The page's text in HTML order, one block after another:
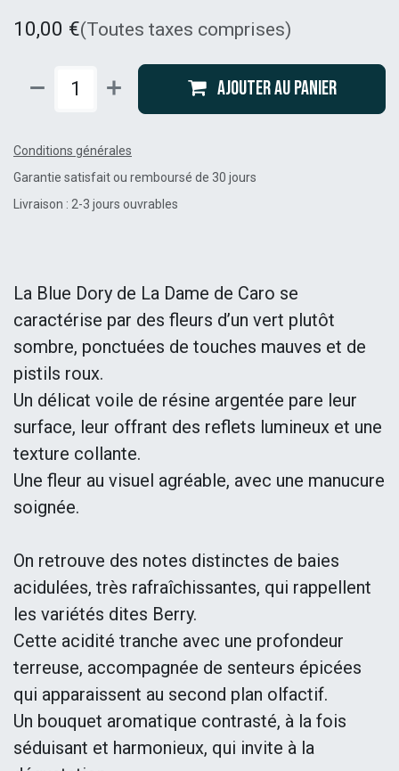
10,00 €(Toutes taxes comprises)
Ajouter au panier
Conditions générales
Garantie satisfait ou remboursé de 30 jours
Livraison : 2-3 jours ouvrables
La Blue Dory de La Dame de Caro se
caractérise par des fleurs d’un vert plutôt
sombre, ponctuées de touches mauves et de
pistils roux.
Un délicat voile de résine argentée pare leur
surface, leur offrant des reflets lumineux et une
texture collante.
Une fleur au visuel agréable, avec une manucure
soignée.
On retrouve des notes distinctes de baies
acidulées, très rafraîchissantes, qui rappellent
les variétés dites Berry.
Cette acidité tranche avec une profondeur
terreuse, accompagnée de senteurs épicées
qui apparaissent au second plan olfactif.
Un bouquet aromatique contrasté, à la fois
séduisant et harmonieux, qui invite à la